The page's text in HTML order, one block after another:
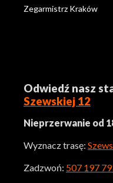
Zegarmistrz Kraków
Odwiedź nasz
Szewskiej 12
Nieprzerwanie od
Wyznacz trasę:
Zadzwoń: 507 197